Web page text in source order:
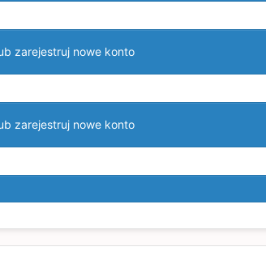
zarejestruj nowe konto
zarejestruj nowe konto